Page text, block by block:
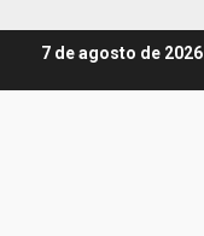
7 de agosto de 2026